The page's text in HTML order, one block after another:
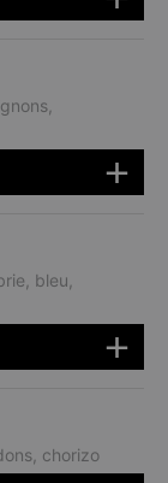
bleu,
chorizo